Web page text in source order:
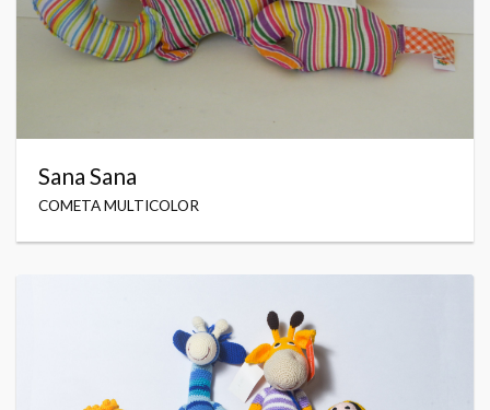
Sana Sana
COMETA MULTICOLOR